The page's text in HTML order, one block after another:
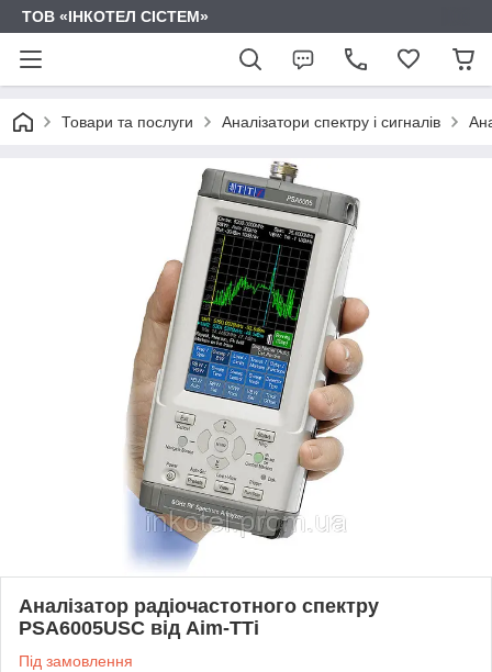
ТОВ «ІНКОТЕЛ СІСТЕМ»
Товари та послуги Аналізатори спектру і сигналів
Аналізатор радіочастотного спектру
PSA6005USC від Aim-TTi
Під замовлення